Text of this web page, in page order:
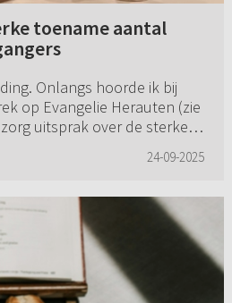
toename aantal
Onlangs hoorde ik bij
op Evangelie Herauten (zie
uitsprak over de sterke
het...
24-09-2025